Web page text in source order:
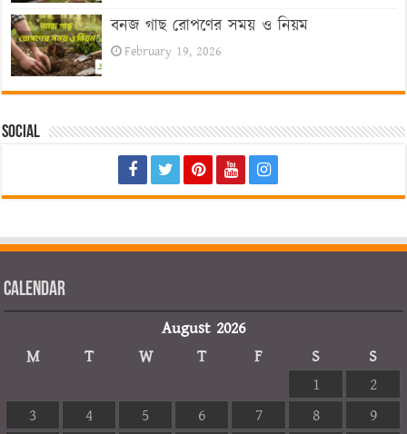
বনজ গাছ রোপণের সময় ও নিয়ম
February 19, 2026
Social
Calendar
August 2026
M
T W T F S
S
1
2
3
4 5 6 7 8
9